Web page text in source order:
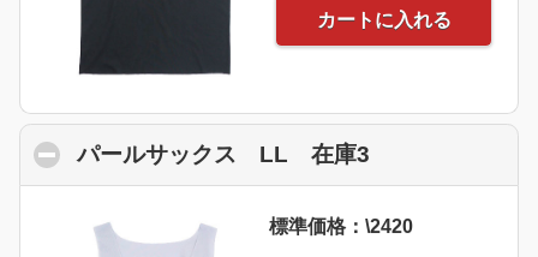
カートに入れる
パールサックス LL 在庫3
標準価格：\2420